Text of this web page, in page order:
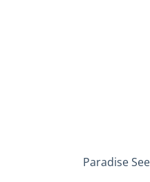
Paradise